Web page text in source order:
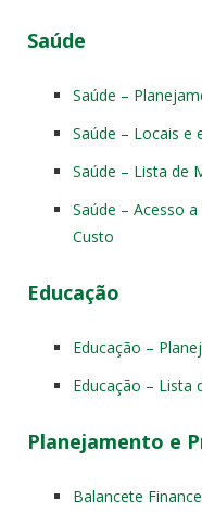
Saúde
Saúde –
Saúde – Locais e
Saúde – Lista de
Saúde – Acesso
Custo
Educação
Educação –
Educação – Lista
Planejamento e
Balancete